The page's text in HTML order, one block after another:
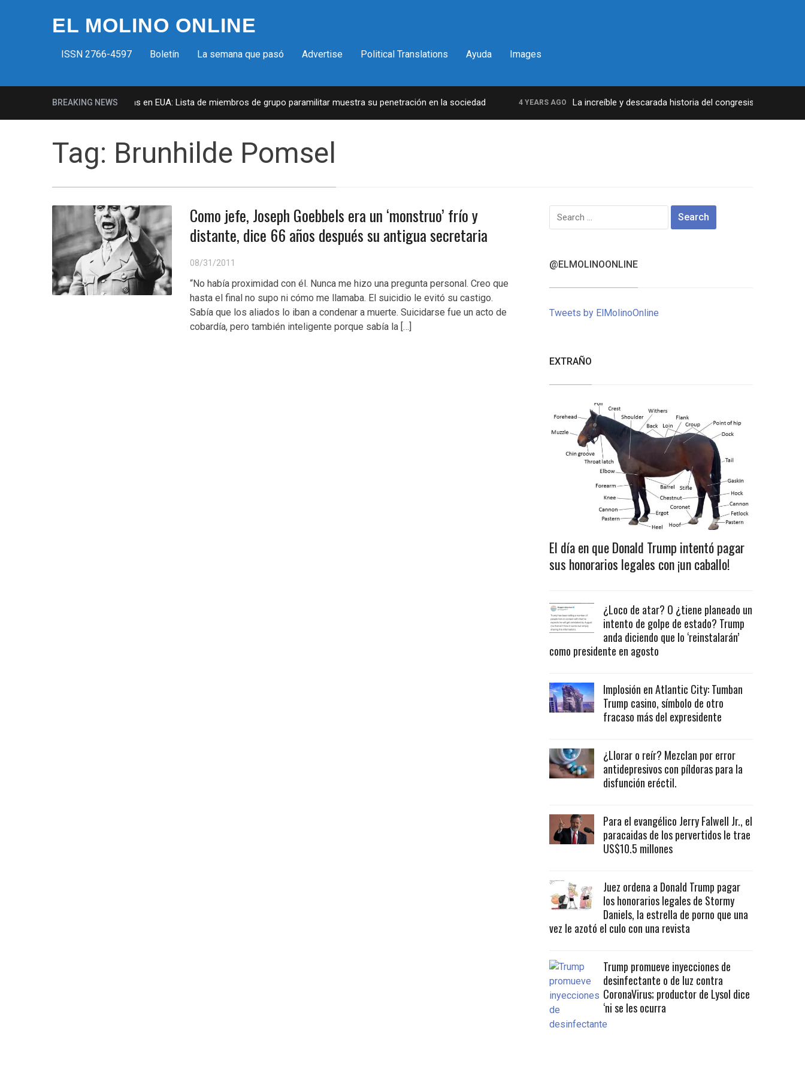
EL MOLINO ONLINE
ISSN 2766-4597 Boletín La semana que pasó Advertise Political Translations Ayuda Images
BREAKING NEWS
Milicias fascistas en EUA: Lista de miembros de grupo paramilitar muestra su penetración en la sociedad 4 YEARS AGO La increíble y descarada historia del congresista por NY
Tag: Brunhilde Pomsel
Como jefe, Joseph Goebbels era un ‘monstruo’ frío y
distante, dice 66 años después su antigua secretaria
08/31/2011
“No había proximidad con él. Nunca me hizo una pregunta personal. Creo que
hasta el final no supo ni cómo me llamaba. El suicidio le evitó su castigo.
Sabía que los aliados lo iban a condenar a muerte. Suicidarse fue un acto de
cobardía, pero también inteligente porque sabía la […]
Search
for:
@ELMOLINOONLINE
Tweets by ElMolinoOnline
EXTRAÑO
El día en que Donald Trump intentó pagar
sus honorarios legales con ¡un caballo!
¿Loco de atar? O ¿tiene planeado un
intento de golpe de estado? Trump
anda diciendo que lo ‘reinstalarán’
como presidente en agosto
Implosión en Atlantic City: Tumban
Trump casino, símbolo de otro
fracaso más del expresidente
¿Llorar o reír? Mezclan por error
antidepresivos con píldoras para la
disfunción eréctil.
Para el evangélico Jerry Falwell Jr., el
paracaidas de los pervertidos le trae
US$10.5 millones
Juez ordena a Donald Trump pagar
los honorarios legales de Stormy
Daniels, la estrella de porno que una
vez le azotó el culo con una revista
Trump promueve inyecciones de
desinfectante o de luz contra
CoronaVirus; productor de Lysol dice
‘ni se les ocurra